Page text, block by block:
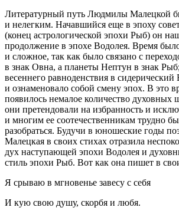
Литературный путь Людмилы Малецкой
и нелегким. Начавшийся еще в эпоху
(конец астрологической эпохи Рыб) он
продолжение в эпохе Водолея. Время
и сложное, так как было связано с
в знак Овна, а планеты Нептун в знак
весеннего равноденствия в сидерический
и ознаменовало собой смену эпох. В это
появилось немалое количество духовных
они претендовали на избранность и
и многим ее соотечественникам трудно
разобраться. Будучи в юношеские годы
Малецкая в своих стихах отразила
дух наступающей эпохи Водолея и
стиль эпохи Рыб. Вот как она пишет в
Я срываю в мгновенье завесу с себя
И кую свою душу, скорбя и любя.